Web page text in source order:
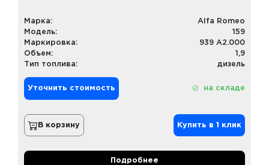
Марка:
Alfa Romeo
Модель:
159
Маркировка:
939 A2.000
Объем:
1,9
Тип топлива:
дизель
Уточнить стоимость на складе
В корзину Купить в 1 клик
Подробнее